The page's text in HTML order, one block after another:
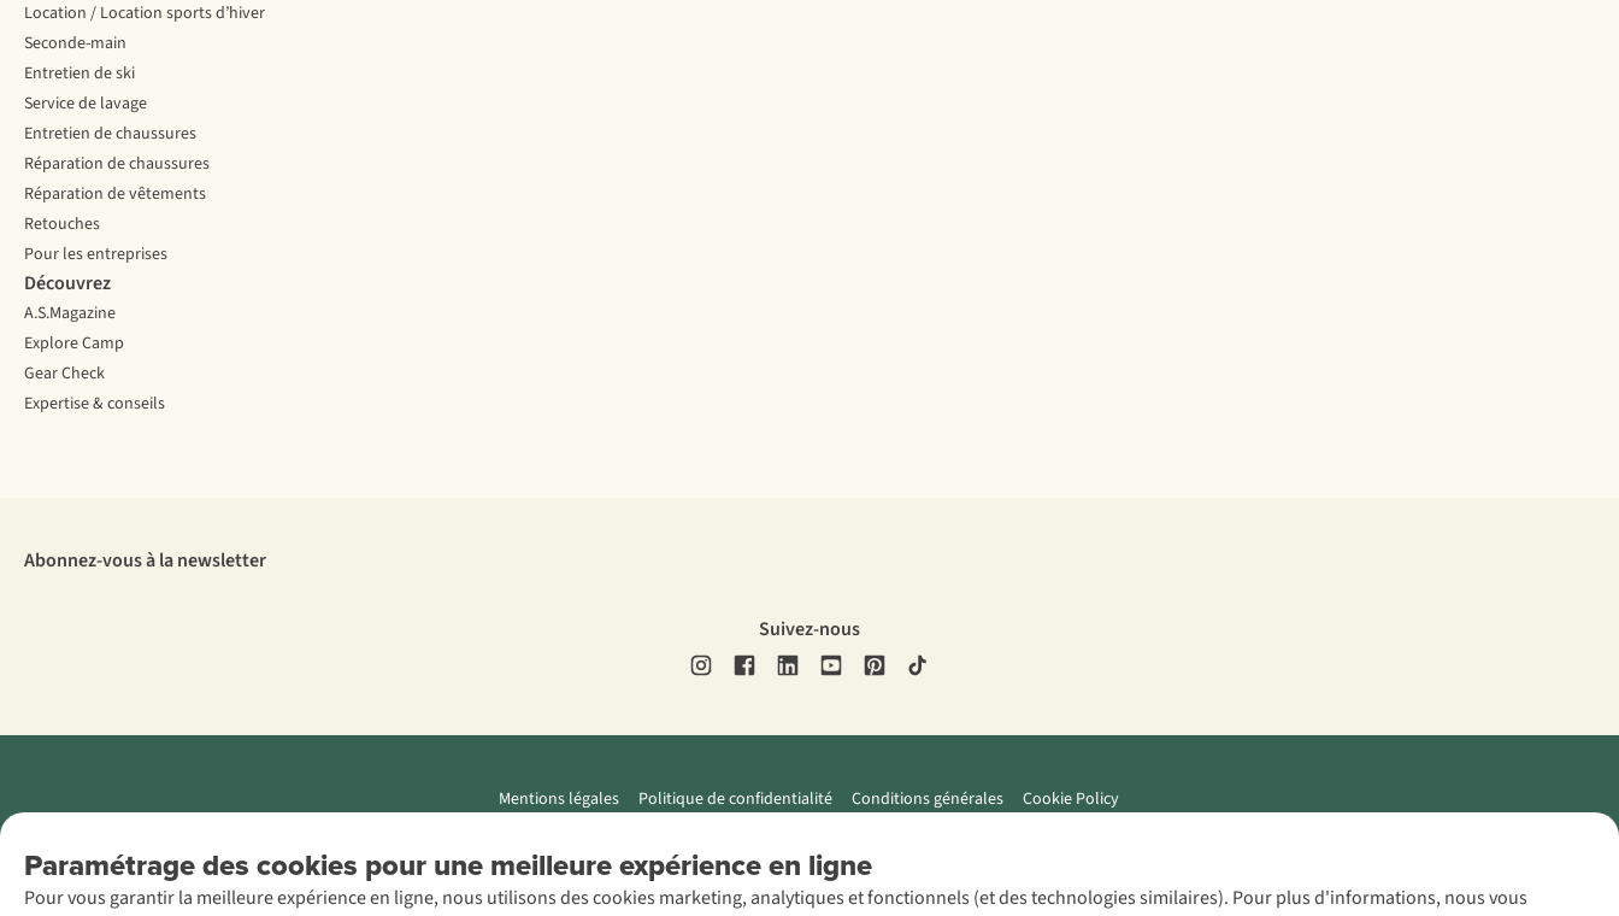
Paramétrage des cookies pour une meilleure expérience en ligne
Pour vous garantir la meilleure expérience en ligne, nous utilisons des cookies marketing, analytiques et fonctionnels (et des technologies similaires). Pour plus d'informations, nous vous
Location / Location sports d’hiver
Seconde-main
Entretien de ski
Service de lavage
Entretien de chaussures
Réparation de chaussures
Réparation de vêtements
Retouches
Pour les entreprises
Découvrez
A.S.Magazine
Explore Camp
Gear Check
Expertise & conseils
Abonnez-vous à la newsletter
Suivez-nous
Mentions légales Politique de confidentialité Conditions générales Cookie Policy
AS Adventure
Luxemburg SA,
Boulevard F.W.